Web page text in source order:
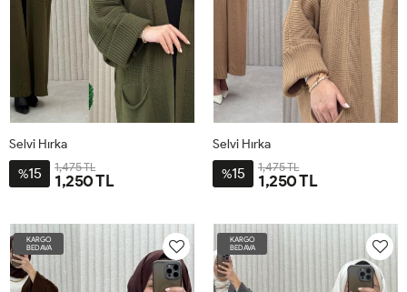
BDN-
Selvi Hırka
%15 1,475 TL
1,250 TL
BDN-
Selvi Hırka
%15 1,475 TL
1,250 TL
KARGO
BEDAVA
KARGO
BEDAVA